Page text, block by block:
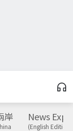
岸 News
(English Edition)